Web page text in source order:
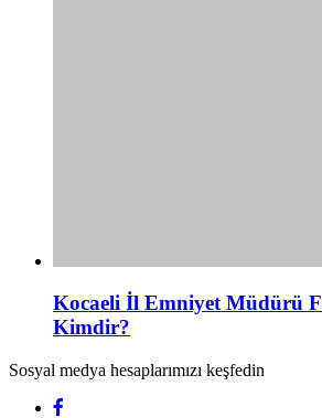
Kocaeli İl Emniyet Müdürü
Kimdir?
Sosyal medya hesaplarımızı keşfedin